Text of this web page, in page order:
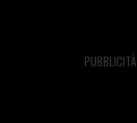
PUBBLICITÀ